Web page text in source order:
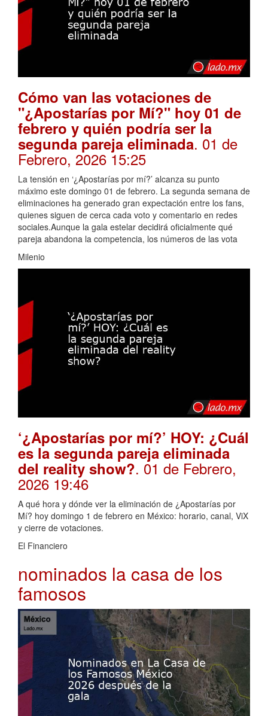
Cómo van las votaciones de
"¿Apostarías por Mí?" hoy 01 de
febrero y quién podría ser la
segunda pareja eliminada. 01 de
Febrero, 2026 15:25
La tensión en ‘¿Apostarías por mí?’ alcanza su punto
máximo este domingo 01 de febrero. La segunda semana de
eliminaciones ha generado gran expectación entre los fans,
quienes siguen de cerca cada voto y comentario en redes
sociales.Aunque la gala estelar decidirá oficialmente qué
pareja abandona la competencia, los números de las vota
Milenio
‘¿Apostarías por mí?’ HOY: ¿Cuál
es la segunda pareja eliminada
del reality show?. 01 de Febrero,
2026 19:46
A qué hora y dónde ver la eliminación de ¿Apostarías por
Mí? hoy domingo 1 de febrero en México: horario, canal, ViX
y cierre de votaciones.
El Financiero
nominados la casa de los
famosos